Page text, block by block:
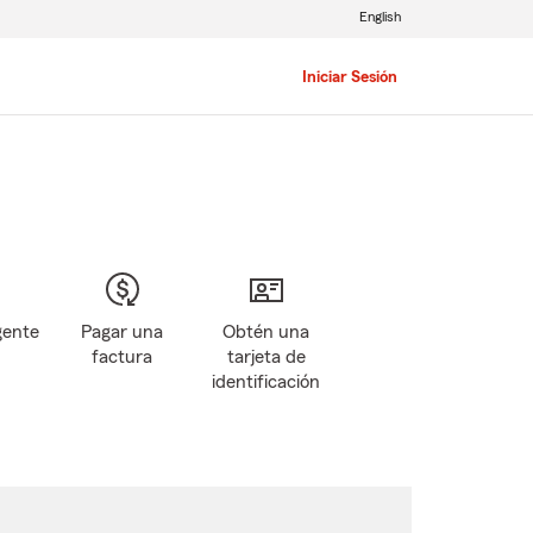
Iniciar Sesión
English
Pagar una
factura
Obtén una
tarjeta de
identificación